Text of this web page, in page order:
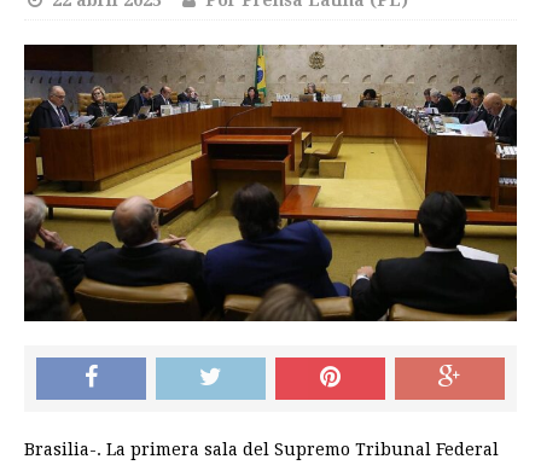
Brasilia-. La primera sala del Supremo Tribunal Federal